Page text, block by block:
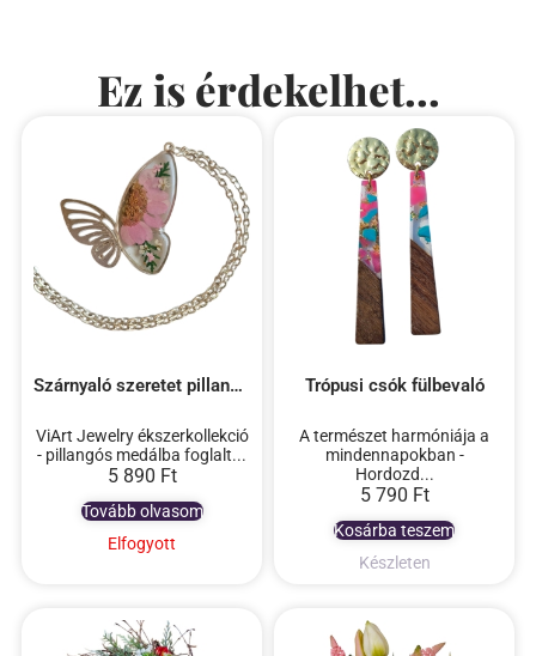
Ez is érdekelhet...
Elfogyott
Szárnyaló szeretet pillangós epoxy nyaklánc
5 890 Ft
ViArt Jewelry ékszerkollekció
- pillangós medálba foglalt...
Tovább olvasom
Készleten
Trópusi csók fülbevaló
5 790 Ft
A természet harmóniája a
mindennapokban -
Hordozd...
Kosárba teszem